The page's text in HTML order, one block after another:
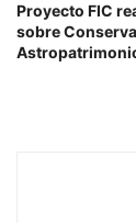
Proyecto FIC
sobre